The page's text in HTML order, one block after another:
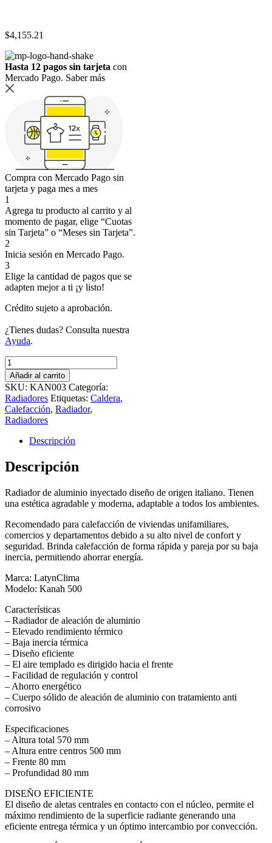
$4,155.21
Hasta 12 pagos sin tarjeta con
Mercado Pago. Saber más
Compra con Mercado Pago sin
tarjeta y paga mes a mes
1
Agrega tu producto al carrito y al
momento de pagar, elige “Cuotas
sin Tarjeta” o “Meses sin Tarjeta”.
2
Inicia sesión en Mercado Pago.
3
Elige la cantidad de pagos que se
adapten mejor a ti ¡y listo!
Crédito sujeto a aprobación.
¿Tienes dudas? Consulta nuestra
Ayuda.
Radiador
Kanah
Mod
500
x
3
Elementos.
Aluminio
Inyectado
cantidad
Añadir al carrito
SKU: KAN003 Categoría:
Radiadores Etiquetas: Caldera,
Calefacción, Radiador,
Radiadores
Descripción
Descripción
Radiador de aluminio inyectado diseño de origen italiano. Tienen
una estética agradable y moderna, adaptable a todos los ambientes.
Recomendado para calefacción de viviendas unifamiliares,
comercios y departamentos debido a su alto nivel de confort y
seguridad. Brinda calefacción de forma rápida y pareja por su baja
inercia, permitiendo ahorrar energía.
Marca: LatynClima
Modelo: Kanah 500
Características
– Radiador de aleación de aluminio
– Elevado rendimiento térmico
– Baja inercia térmica
– Diseño eficiente
– El aire templado es dirigido hacia el frente
– Facilidad de regulación y control
– Ahorro energético
– Cuerpo sólido de aleación de aluminio con tratamiento anti
corrosivo
Especificaciones
– Altura total 570 mm
– Altura entre centros 500 mm
– Frente 80 mm
– Profundidad 80 mm
DISEÑO EFICIENTE
El diseño de aletas centrales en contacto con el núcleo, permite el
máximo rendimiento de la superficie radiante generando una
eficiente entrega térmica y un óptimo intercambio por convección.